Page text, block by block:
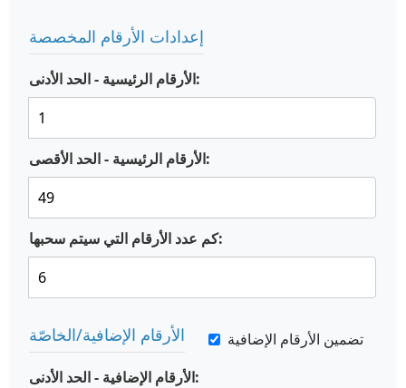
إعدادات الأرقام المخصصة
الأرقام الرئيسية - الحد الأدنى:
الأرقام الرئيسية - الحد الأقصى:
كم عدد الأرقام التي سيتم سحبها:
الأرقام الإضافية/الخاصّة
تضمين الأرقام الإضافية
الأرقام الإضافية - الحد الأدنى: